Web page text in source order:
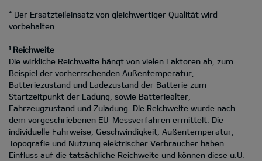
* Der Ersatzteileinsatz von gleichwertiger Qualität wird
vorbehalten.
¹ Reichweite
Die wirkliche Reichweite hängt von vielen Faktoren ab, zum
Beispiel der vorherrschenden Außentemperatur,
Batteriezustand und Ladezustand der Batterie zum
Startzeitpunkt der Ladung, sowie Batteriealter,
Fahrzeugzustand und Zuladung. Die Reichweite wurde nach
dem vorgeschriebenen EU-Messverfahren ermittelt. Die
individuelle Fahrweise, Geschwindigkeit, Außentemperatur,
Topografie und Nutzung elektrischer Verbraucher haben
Einfluss auf die tatsächliche Reichweite und können diese u.U.